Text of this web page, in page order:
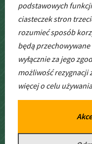
podstawowych
ciasteczek stron
rozumieć sposób
będą
wyłącznie za jego
możliwość rezygnacji
więcej o celu